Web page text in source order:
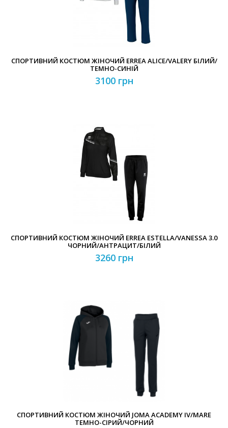
СПОРТИВНИЙ КОСТЮМ ЖІНОЧИЙ ERREA ALICE/VALERY БІЛИЙ/
ТЕМНО-СИНІЙ
3100 грн
СПОРТИВНИЙ КОСТЮМ ЖІНОЧИЙ ERREA ESTELLA/VANESSA 3.0
ЧОРНИЙ/АНТРАЦИТ/БІЛИЙ
3260 грн
СПОРТИВНИЙ КОСТЮМ ЖІНОЧИЙ JOMA ACADEMY IV/MARE
ТЕМНО-СІРИЙ/ЧОРНИЙ